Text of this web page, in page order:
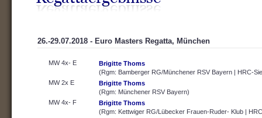
26.-29.07.2018 - Euro Masters Regatta, München
MW 4x- E
Brigitte Thoms
(Rgm: Bamberger RG/Münchener RSV Bayern | HRC-
MW 2x E
Brigitte Thoms
(Rgm: Münchener RSV Bayern)
MW 4x- F
Brigitte Thoms
(Rgm: Kettwiger RG/Lübecker Frauen-Ruder- Klub |